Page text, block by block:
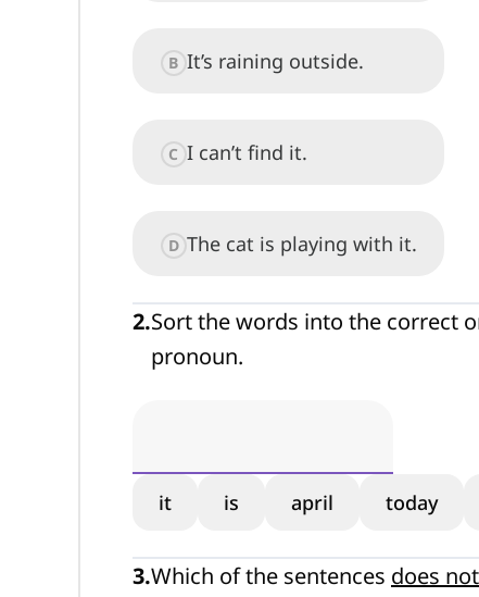
B It’s raining outside.
C I can’t find it.
D The cat is playing with it.
2.Sort the words into the correct
pronoun.
it is april today
3.Which of the sentences does